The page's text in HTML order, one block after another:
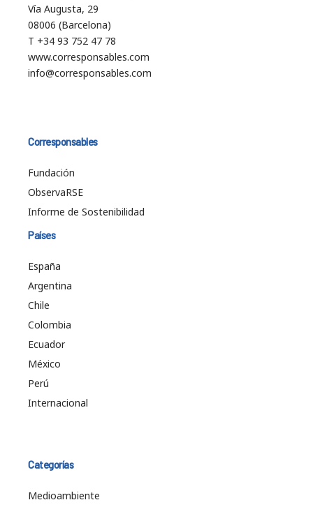
Vía Augusta, 29
08006 (Barcelona)
T +34 93 752 47 78
www.corresponsables.com
info@corresponsables.com
Corresponsables
Fundación
ObservaRSE
Informe de Sostenibilidad
Países
España
Argentina
Chile
Colombia
Ecuador
México
Perú
Internacional
Categorías
Medioambiente